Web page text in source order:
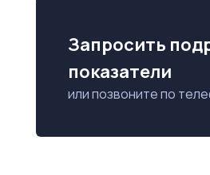
Запросить
показатели
или позвоните по